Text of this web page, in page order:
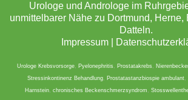
Urologe und Androloge im
unmittelbarer Nähe zu Dortmund, Herne,
Datteln.
Impressum
Urologe Krebsvorsorge, Pyelonephritis Prostatakrebs
Stressinkontinenz Behandlung, Prostatastanzbiospie ambulant,
Harnstein chronisches Beckenschmerzsyndrom